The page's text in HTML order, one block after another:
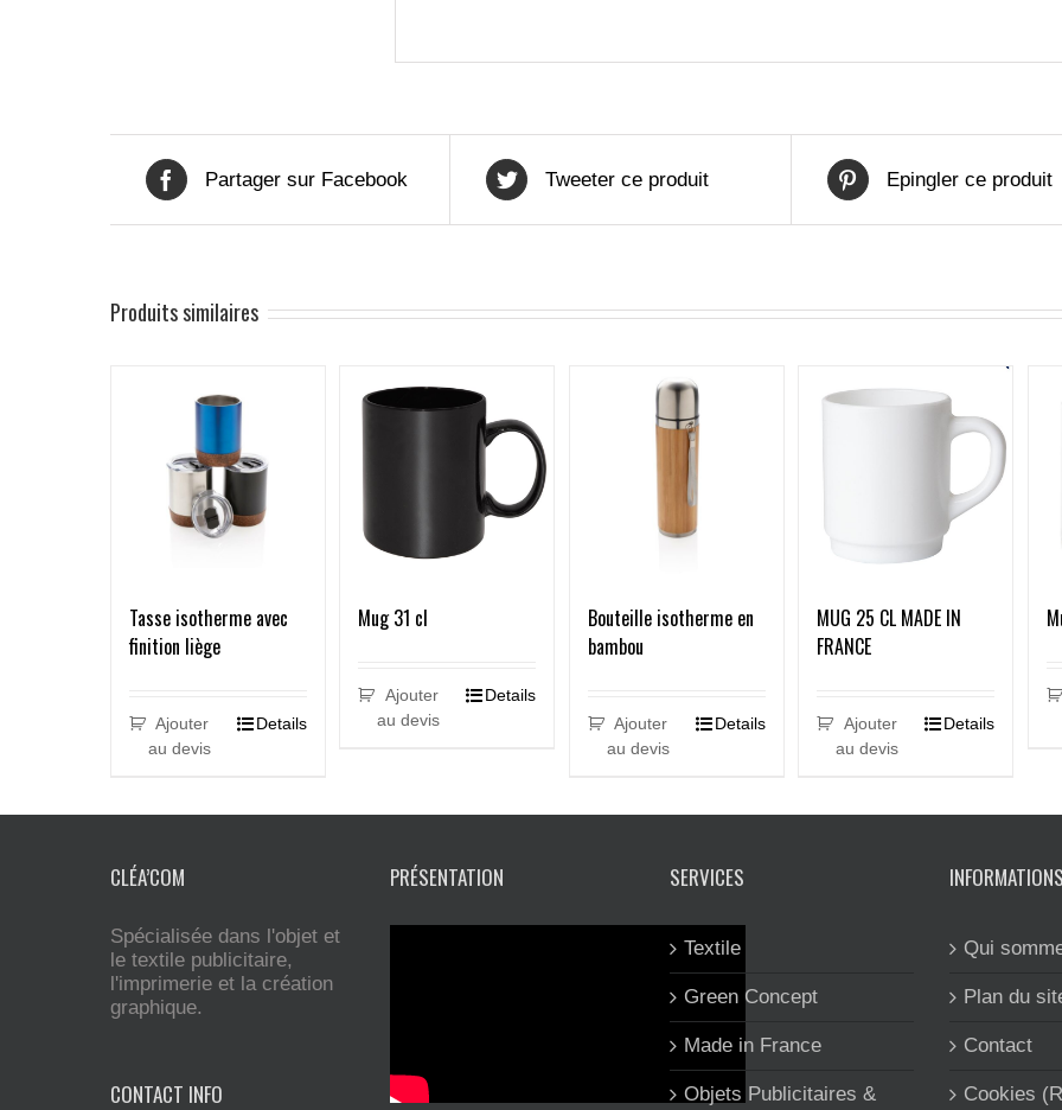
Partager sur Facebook Tweeter ce produit Epingler ce produit
Produits similaires
Tasse isotherme avec
finition liège
Ajouter
au devis
Details
Mug 31 cl
Ajouter
au devis
Details
Bouteille isotherme en
bambou
Ajouter
au devis
Details
MUG 25 CL MADE IN
FRANCE
Ajouter
au devis
Details
CLÉA’COM
Spécialisée dans l'objet et
le textile publicitaire,
l'imprimerie et la création
graphique.
CONTACT INFO
PRÉSENTATION SERVICES
Textile
Green Concept
Made in France
Objets Publicitaires &
Qui
Plan du
Contact
Cookies